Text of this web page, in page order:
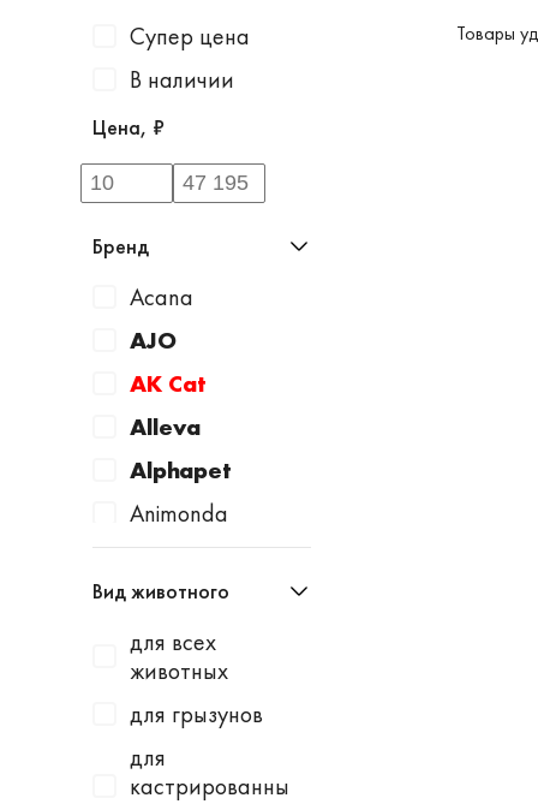
Супер цена
В наличии
Цена, ₽
Бренд
Acana
AJO
AK Cat
Alleva
Alphapet
Animonda
Apicenna
Avantie
AWARD
Baurenhof
Bayer
Beaphar
Вид животного
для всех
животных
для грызунов
для
кастрированны
Товары